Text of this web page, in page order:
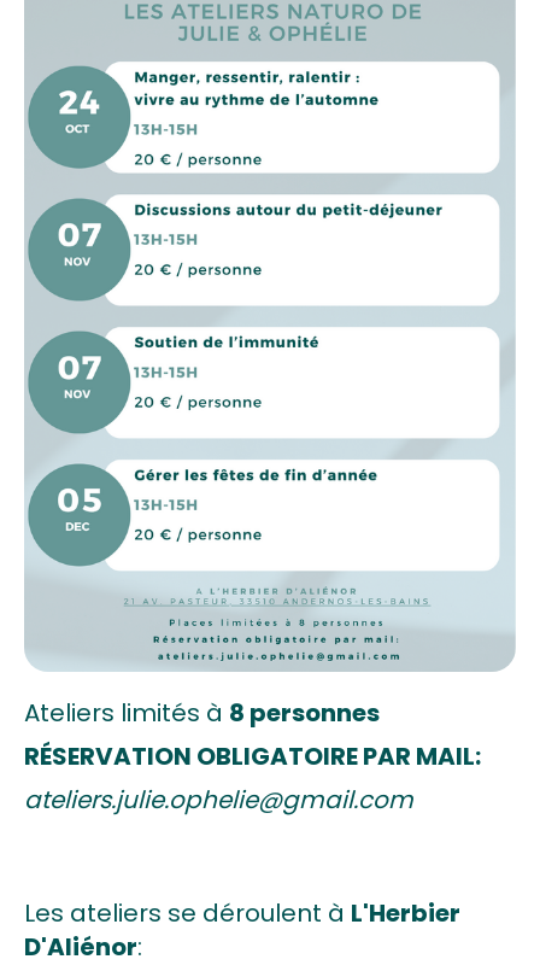
Ateliers limités à 8 personnes
RÉSERVATION OBLIGATOIRE PAR MAIL:
ateliers.julie.ophelie@gmail.com
Les ateliers se déroulent à L'Herbier
D'Aliénor: